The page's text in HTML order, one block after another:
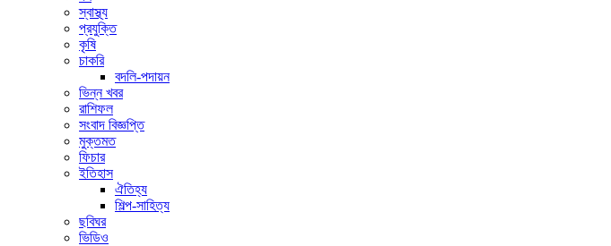
স্বাস্থ্য
প্রযুক্তি
কৃষি
চাকরি
বদলি-পদায়ন
ভিন্ন খবর
রাশিফল
সংবাদ বিজ্ঞপ্তি
মুক্তমত
ফিচার
ইতিহাস
ঐতিহ্য
শিল্প-সাহিত্য
ছবিঘর
ভিডিও